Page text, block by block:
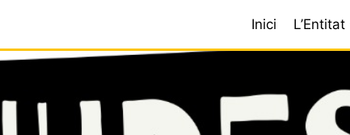
Inici L’Entitat